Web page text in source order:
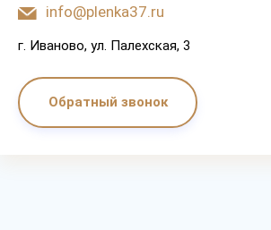
info@plenka37.ru
г. Иваново, ул. Палехская, 3
Обратный звонок